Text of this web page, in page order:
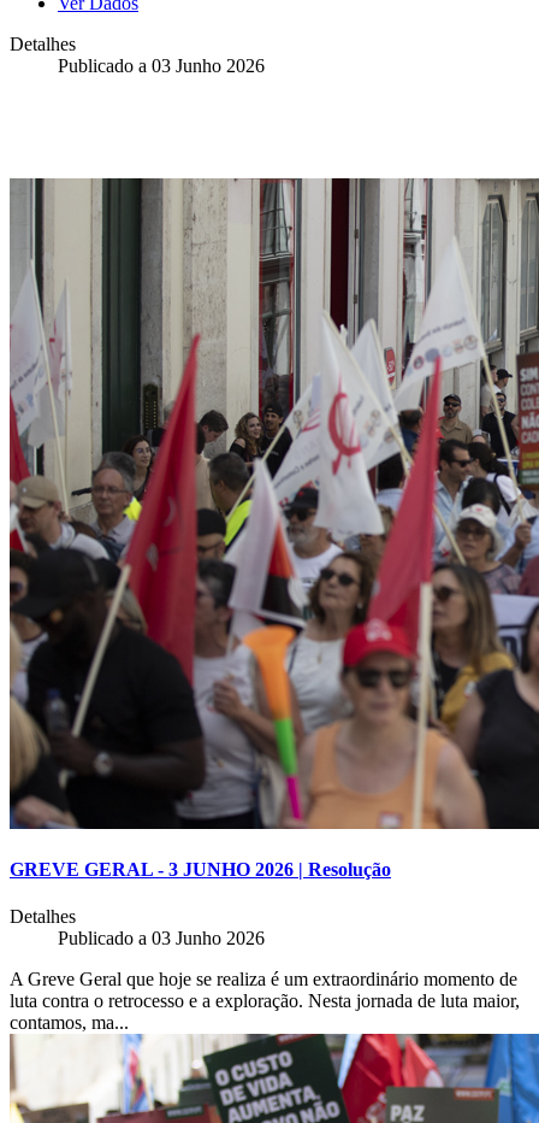
Detalhes
Publicado a 03 Junho 2026
GREVE GERAL - 3 JUNHO 2026 | Resolução
Detalhes
Publicado a 03 Junho 2026
A Greve Geral que hoje se realiza é um extraordinário momento de
luta contra o retrocesso e a exploração. Nesta jornada de luta maior,
contamos, ma...